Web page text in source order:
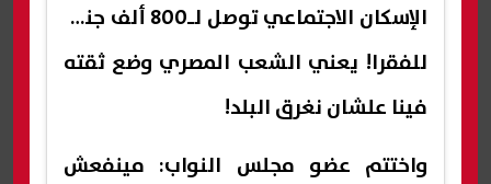
الإسكان الاجتماعي توصل لـ800 ألف جنيه
للفقرا! يعني الشعب المصري وضع ثقته
فينا علشان نغرق البلد!
واختتم عضو مجلس النواب: مينفعش